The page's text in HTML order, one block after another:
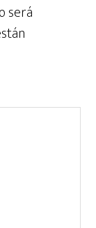
será